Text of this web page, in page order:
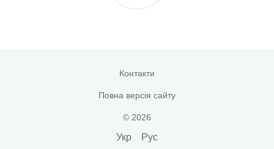
Контакти
Повна версія сайту
© 2026
Укр Рус